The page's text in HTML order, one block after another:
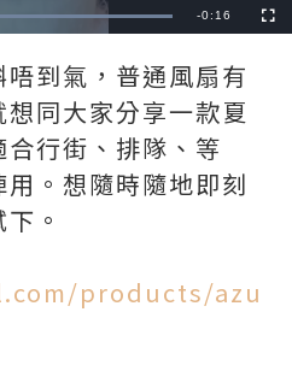
Loaded:
100.00%
Remaining
-0:16
到氣，普通風扇有
同大家分享一款夏
行街、排隊、等
。想隨時隨地即刻
。
products/azu